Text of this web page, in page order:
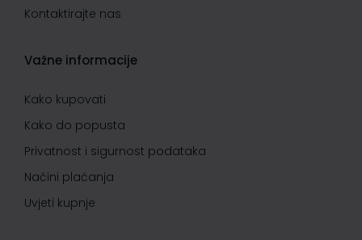
Kontaktirajte nas
Važne informacije
Kako kupovati
Kako do popusta
Privatnost i sigurnost podataka
Načini plaćanja
Uvjeti kupnje